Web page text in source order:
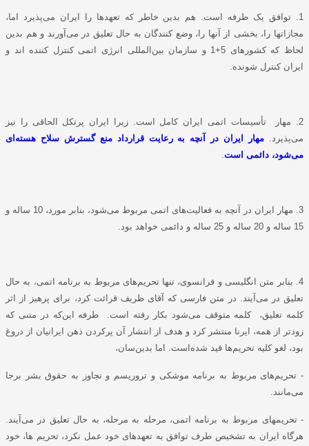
1. توافق یک طرفه است. هم بدین خاطر که تعهدها را ایران می‌پذیرد اما،
مجازاتها را، بخشی از آنها را، وضع کنندگان به حال تعلیق در می‌آورند و هم بدین
لحاظ که کشورهای 5+1 و سازمان بین‌المللی انرژی اتمی کنترل کننده اند و
ایران کنترل شونده‌.
2. مهار تأسیسات اتمی ایران کامل است. زیرا ایران پرتکل الحاقی را نیز
می‌پذیرد. مهار ایران در آنچه به رعایت قرارداد منع گسترش سلاح هسته‌ای
می‌شود، دائمی است
3. مهار ایران در آنچه به فعالیت‌های اتمی مربوط می‌شود، بنابر مورد، 10 ساله و
15 ساله و 20 ساله و 25 ساله و دائمی خواهد بود.
4. بنابر متن انگلیسی و فرانسوی، تنها تحریم‌های مربوط به برنامه اتمی، به حال
تعلیق در می‌آیند. در متن فارسی که آقای ظریف قرائت کرد، برای پرهیز از اثر
کلمه تعلیق، کلمه متوقف می‌شود بکار رفته است. طرفه این‌که در متنی که
زودتر از همه، ایرنا منتشر کرد و هدف از انتشار آن پرکردن ذهن ایرانیان از دروغ
بود، لغو کلیه تحریم‌ها قید شده‌است. اما بدین‌سان،
- تحریم‌های مربوط به برنامه موشکی و تروریسم و تجاوز به حقوق بشر برجا
می‌مانند.
- تحریمهای مربوط به برنامه اتمی، مرحله به مرحله، به حال تعلیق در می‌آیند.
هرگاه ایران به تشخیص طرف توافق به تعهدهای خود عمل نکرد، تحریم ها، خود